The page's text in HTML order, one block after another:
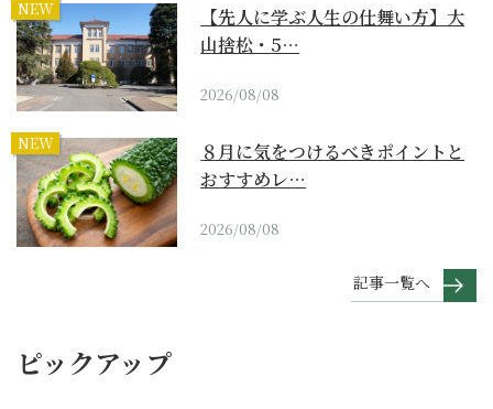
NEW
【先人に学ぶ人生の仕舞い方】大
山捨松・5…
2026/08/08
NEW
８月に気をつけるべきポイントと
おすすめレ…
2026/08/08
記事一覧へ
ピックアップ